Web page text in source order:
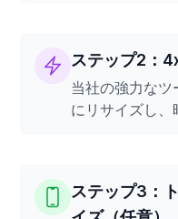
ステップ2：
当社の強力な
にリサイズし、
ステップ3：